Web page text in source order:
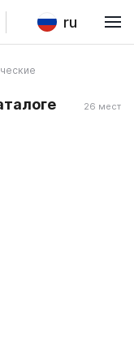
ru
26 мест